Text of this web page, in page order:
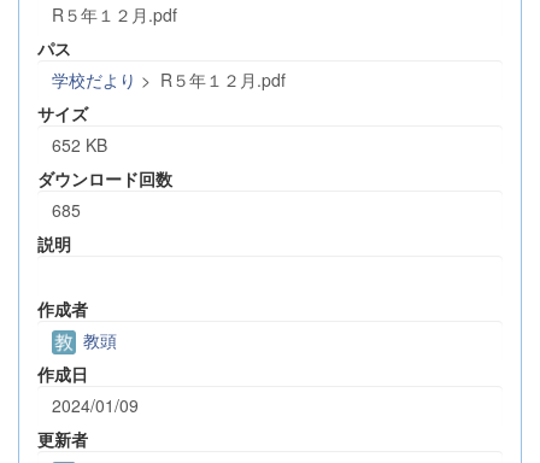
R５年１２月.pdf
パス
学校だより > R５年１２月.pdf
サイズ
652 KB
ダウンロード回数
685
説明
作成者
教頭
作成日
2024/01/09
更新者